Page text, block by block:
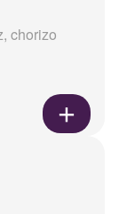
chorizo